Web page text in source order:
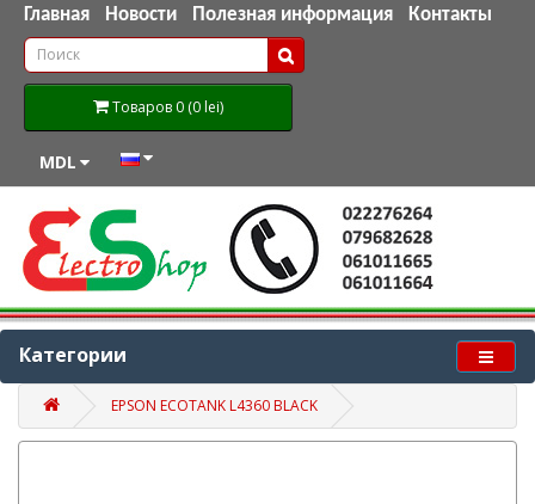
Главная Новости Полезная информация Контакты
Товаров 0 (0 lei)
MDL
Категории
EPSON ECOTANK L4360 BLACK